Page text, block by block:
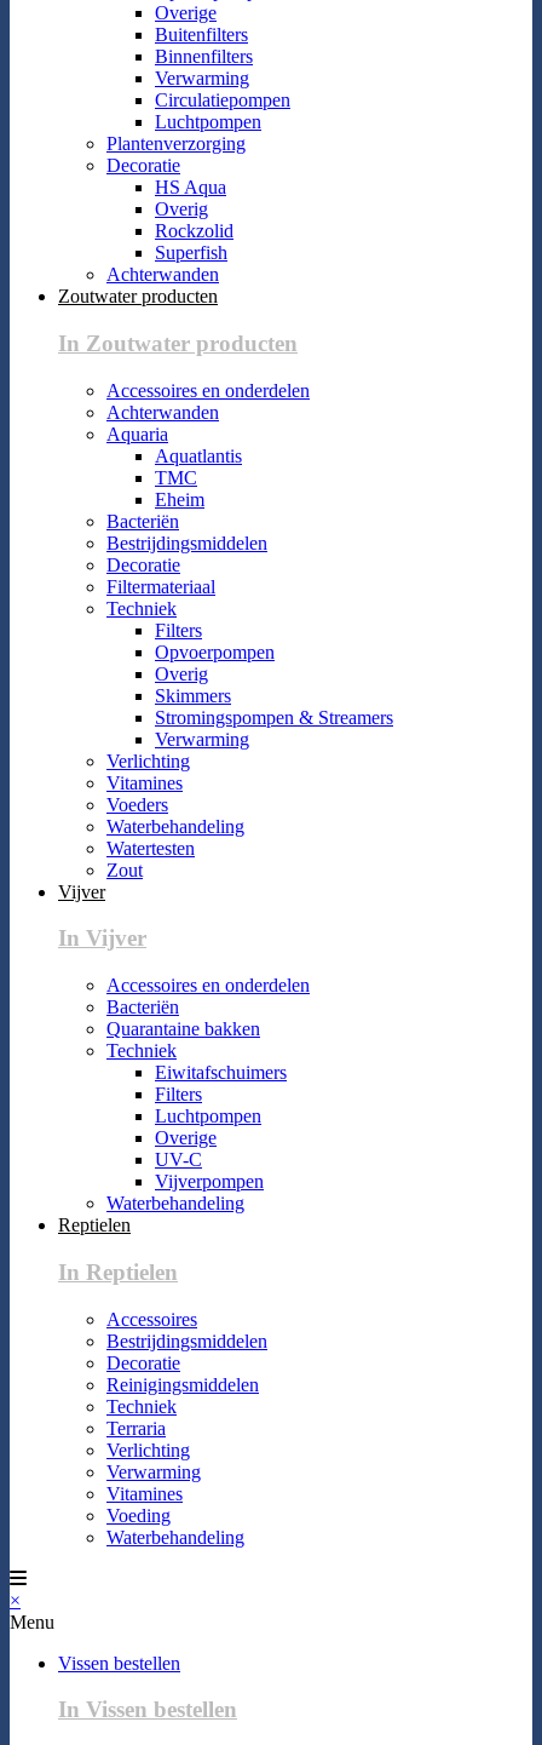
Overige
Buitenfilters
Binnenfilters
Verwarming
Circulatiepompen
Luchtpompen
Plantenverzorging
Decoratie
HS Aqua
Overig
Rockzolid
Superfish
Achterwanden
Zoutwater producten
In Zoutwater producten
Accessoires en onderdelen
Achterwanden
Aquaria
Aquatlantis
TMC
Eheim
Bacteriën
Bestrijdingsmiddelen
Decoratie
Filtermateriaal
Techniek
Filters
Opvoerpompen
Overig
Skimmers
Stromingspompen & Streamers
Verwarming
Verlichting
Vitamines
Voeders
Waterbehandeling
Watertesten
Zout
Vijver
In Vijver
Accessoires en onderdelen
Bacteriën
Quarantaine bakken
Techniek
Eiwitafschuimers
Filters
Luchtpompen
Overige
UV-C
Vijverpompen
Waterbehandeling
Reptielen
In Reptielen
Accessoires
Bestrijdingsmiddelen
Decoratie
Reinigingsmiddelen
Techniek
Terraria
Verlichting
Verwarming
Vitamines
Voeding
Waterbehandeling
×
Menu
Vissen bestellen
In Vissen bestellen